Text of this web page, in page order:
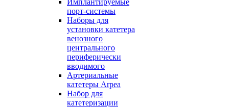
Имплантируемые
порт‑системы
Наборы для
установки катетера
венозного
центрального
периферически
вводимого
Артериальные
катетеры Arpea
Набор для
катетеризации